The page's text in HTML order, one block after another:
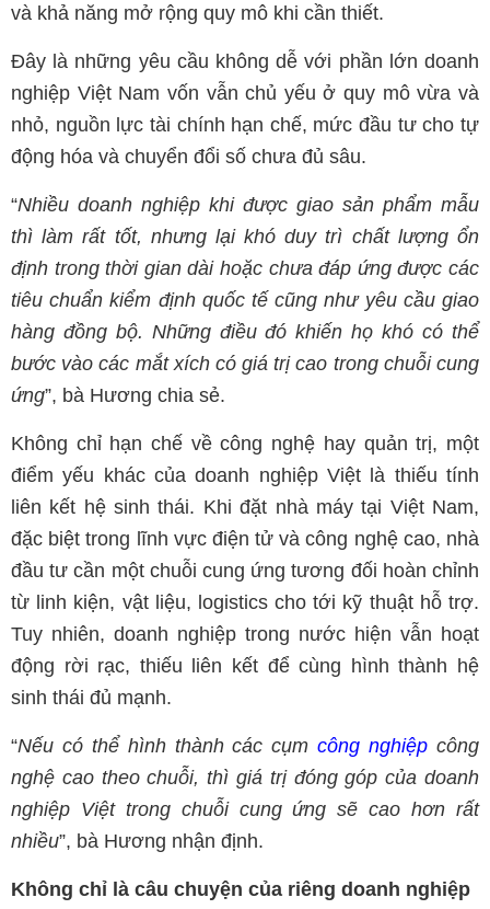
và khả năng mở rộng quy mô khi cần thiết.
Đây là những yêu cầu không dễ với phần lớn doanh
nghiệp Việt Nam vốn vẫn chủ yếu ở quy mô vừa và
nhỏ, nguồn lực tài chính hạn chế, mức đầu tư cho tự
động hóa và chuyển đổi số chưa đủ sâu.
“Nhiều doanh nghiệp khi được giao sản phẩm mẫu
thì làm rất tốt, nhưng lại khó duy trì chất lượng ổn
định trong thời gian dài hoặc chưa đáp ứng được các
tiêu chuẩn kiểm định quốc tế cũng như yêu cầu giao
hàng đồng bộ. Những điều đó khiến họ khó có thể
bước vào các mắt xích có giá trị cao trong chuỗi cung
ứng”, bà Hương chia sẻ.
Không chỉ hạn chế về công nghệ hay quản trị, một
điểm yếu khác của doanh nghiệp Việt là thiếu tính
liên kết hệ sinh thái. Khi đặt nhà máy tại Việt Nam,
đặc biệt trong lĩnh vực điện tử và công nghệ cao, nhà
đầu tư cần một chuỗi cung ứng tương đối hoàn chỉnh
từ linh kiện, vật liệu, logistics cho tới kỹ thuật hỗ trợ.
Tuy nhiên, doanh nghiệp trong nước hiện vẫn hoạt
động rời rạc, thiếu liên kết để cùng hình thành hệ
sinh thái đủ mạnh.
“Nếu có thể hình thành các cụmcông nghiệp công
nghệ cao theo chuỗi, thì giá trị đóng góp của doanh
nghiệp Việt trong chuỗi cung ứng sẽ cao hơn rất
nhiều”, bà Hương nhận định.
Không chỉ là câu chuyện của riêng doanh nghiệp